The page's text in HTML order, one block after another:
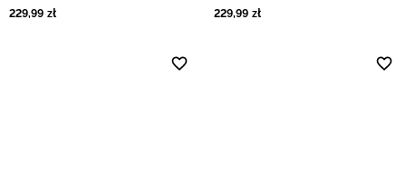
granatowy
229,99 zł
khaki
229,99 zł